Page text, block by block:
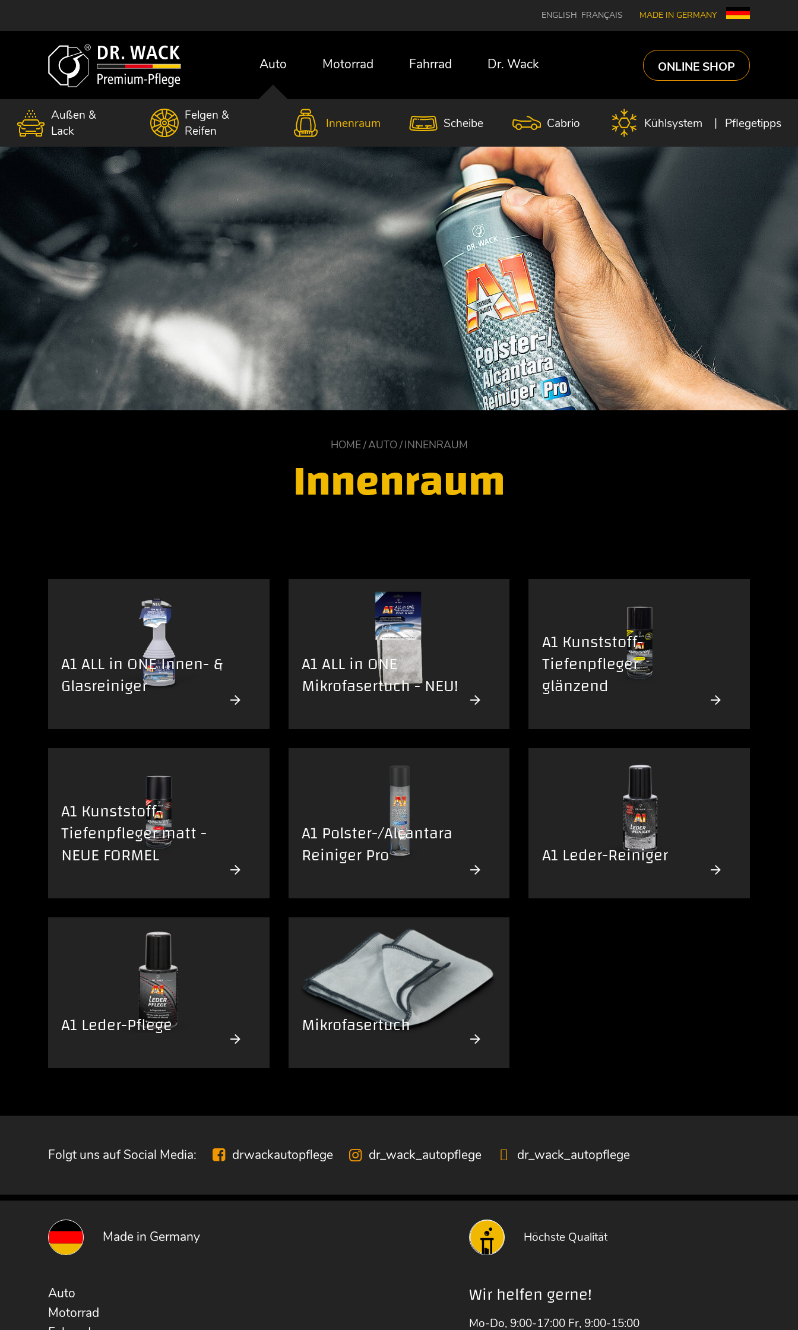
ENGLISH FRANÇAIS MADE IN GERMANY
Auto Motorrad Fahrrad Dr. Wack ONLINE SHOP
Außen &
Lack
Felgen &
Reifen
Innenraum Scheibe Cabrio Kühlsystem Pflegetipps
HOME AUTO INNENRAUM
Innenraum
A1 ALL in ONE Innen- &
Glasreiniger
A1 ALL in ONE
Mikrofasertuch - NEU!
A1 Kunststoff-
Tiefenpfleger
glänzend
A1 Kunststoff-
Tiefenpfleger matt -
NEUE FORMEL
A1 Polster-/Alcantara
Reiniger Pro A1 Leder-Reiniger
A1 Leder-Pflege Mikrofasertuch
Folgt uns auf Social Media: drwackautopflege dr_wack_autopflege dr_wack_autopflege
Made in Germany
Auto
Motorrad
Höchste Qualität
Wir helfen gerne!
Mo-Do, 9:00-17:00 Fr, 9:00-15:00